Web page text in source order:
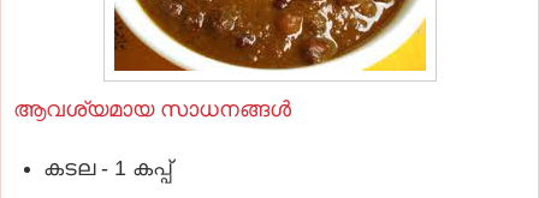
ആവശ്യമായ സാധനങ്ങള്‍
കടല - 1 കപ്പ്‌